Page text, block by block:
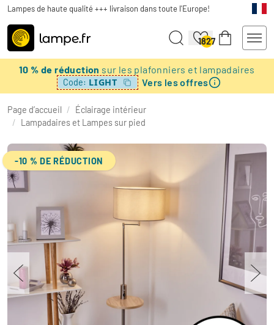
Lampes de haute qualité +++ livraison dans toute l'Europe!
1827
10 % de réduction sur les plafonniers et lampadaires
Code: LIGHT Vers les offres
Page d’accueil / Éclairage intérieur
/ Lampadaires et Lampes sur pied
-10 % DE RÉDUCTION